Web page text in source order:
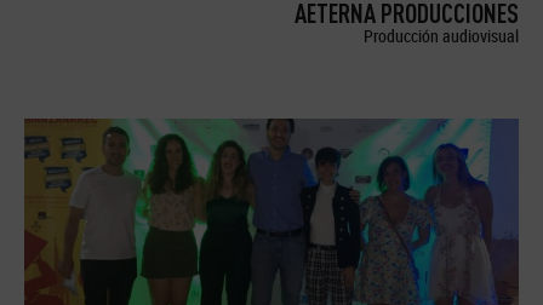
AETERNA PRODUCCIONES
Producción audiovisual